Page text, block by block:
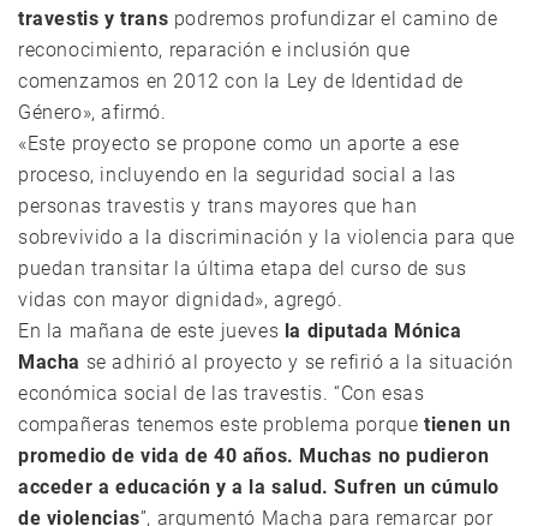
travestis y trans podremos profundizar el camino de
reconocimiento, reparación e inclusión que
comenzamos en 2012 con la Ley de Identidad de
Género», afirmó.
«Este proyecto se propone como un aporte a ese
proceso, incluyendo en la seguridad social a las
personas travestis y trans mayores que han
sobrevivido a la discriminación y la violencia para que
puedan transitar la última etapa del curso de sus
vidas con mayor dignidad», agregó.
En la mañana de este jueves la diputada Mónica
Macha se adhirió al proyecto y se refirió a la situación
económica social de las travestis. “Con esas
compañeras tenemos este problema porquetienen un
promedio de vida de 40 años. Muchas no pudieron
acceder a educación y a la salud. Sufren un cúmulo
de violencias”, argumentó Macha para remarcar por